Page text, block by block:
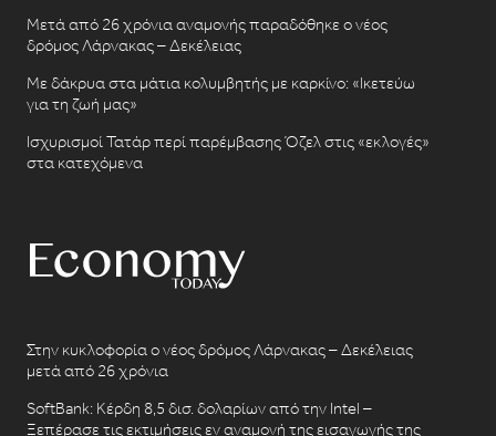
Μετά από 26 χρόνια αναμονής παραδόθηκε ο νέος
δρόμος Λάρνακας – Δεκέλειας
Με δάκρυα στα μάτια κολυμβητής με καρκίνο: «Ικετεύω
για τη ζωή μας»
Ισχυρισμοί Τατάρ περί παρέμβασης Όζελ στις «εκλογές»
στα κατεχόμενα
Στην κυκλοφορία ο νέος δρόμος Λάρνακας – Δεκέλειας
μετά από 26 χρόνια
SoftBank: Κέρδη 8,5 δισ. δολαρίων από την Intel –
Ξεπέρασε τις εκτιμήσεις εν αναμονή της εισαγωγής της